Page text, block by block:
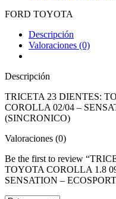
FORD TOYOTA
Descripción
Valoraciones (0)
Descripción
TRICETA 23 DIENTES:
COROLLA 02/04 –
(SINCRONICO)
Valoraciones (0)
Be the first to review
TOYOTA COROLLA 1.8
SENSATION –